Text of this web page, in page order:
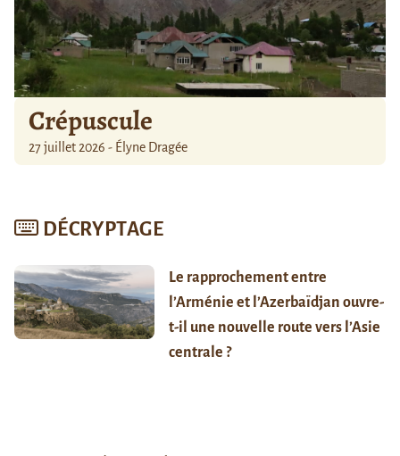
Crépuscule
27 juillet 2026 - Élyne Dragée
DÉCRYPTAGE
Le rapprochement entre
l’Arménie et l’Azerbaïdjan ouvre-
t-il une nouvelle route vers l’Asie
centrale ?